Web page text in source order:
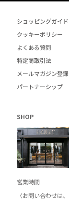
ショッピングガイド
クッキーポリシー
よくある質問
特定商取引法
メールマガジン登録
パートナーシップ
SHOP
営業時間
〈お問い合わせは、